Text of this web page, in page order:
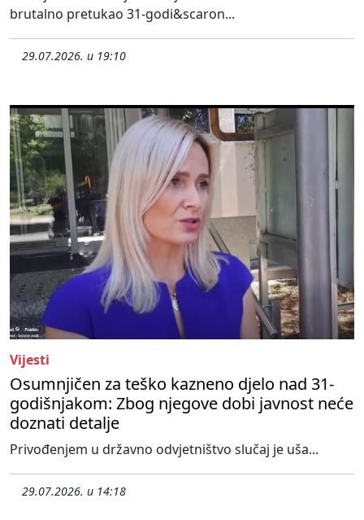
brutalno pretukao 31-godi&scaron...
29.07.2026. u 19:10
Vijesti
Osumnjičen za teško kazneno djelo nad 31-
godišnjakom: Zbog njegove dobi javnost neće
doznati detalje
Privođenjem u državno odvjetništvo slučaj je uša...
29.07.2026. u 14:18